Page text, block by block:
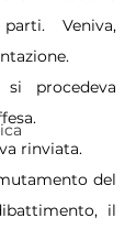
Veniva,
procedeva
rinviata.
del
il